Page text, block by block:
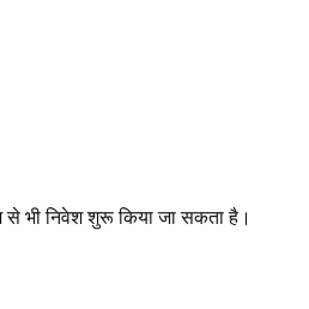
भी निवेश शुरू किया जा सकता है।